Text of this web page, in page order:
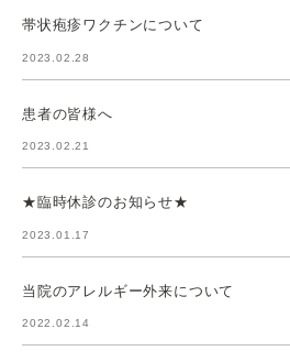
帯状疱疹ワクチンについて
2023.02.28
患者の皆様へ
2023.02.21
★臨時休診のお知らせ★
2023.01.17
当院のアレルギー外来について
2022.02.14